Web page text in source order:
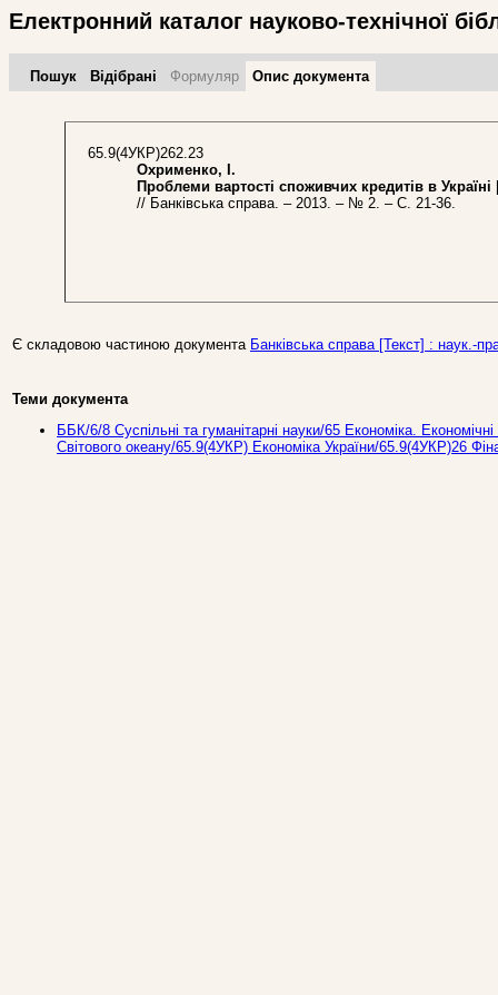
Електронний каталог науково-технічної
Пошук Відібрані Формуляр Опис документа
65.9(4УКР)262.23
Охрименко, І.
Проблеми вартості споживчих кредитів в Україні
// Банківська справа. – 2013. – № 2. – С. 21-36.
Є складовою частиною документа Банківська справа [Текст] : наук.-
Теми документа
ББК/6/8 Суспільні та гуманітарні науки/65 Економіка.
Світового океану/65.9(4УКР) Економіка України/65.9(4УКР)26